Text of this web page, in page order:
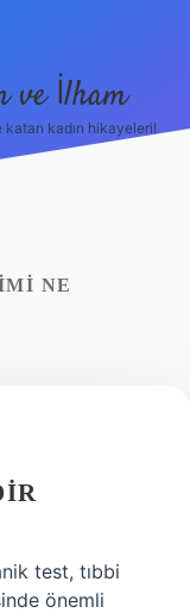
ve İlham
katan kadın hikayeleri!
NE
test, tıbbi
önemli